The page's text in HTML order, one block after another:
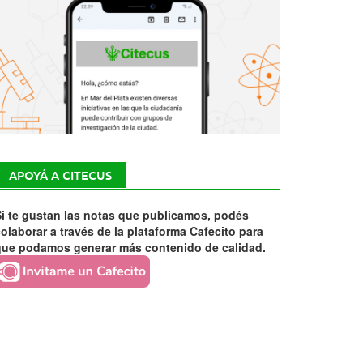
APOYÁ A CITECUS
te gustan las notas que publicamos, podés
a través de la plataforma Cafecito para
podamos generar más contenido de calidad.